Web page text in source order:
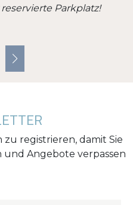
Parkplatz!
registrieren, damit Sie
Angebote verpassen